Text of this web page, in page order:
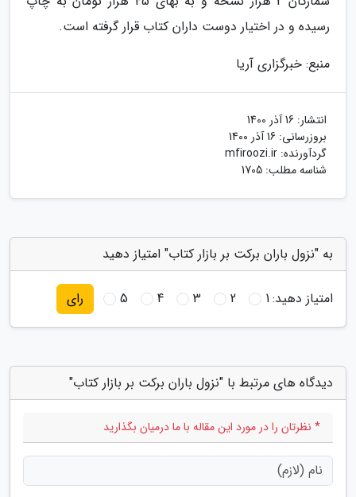
رسیده و در اختیار دوست داران کتاب قرار گرفته است.
منبع: خبرگزاری آریا
انتشار: 16 آذر 1400
بروزرسانی: 16 آذر 1400
گردآورنده: mfiroozi.ir
شناسه مطلب: 1705
به "نزول باران برکت بر بازار کتاب" امتیاز دهید
امتیاز دهید:1
2
3
4
5 رای
دیدگاه های مرتبط با "نزول باران برکت بر بازار کتاب"
* نظرتان را در مورد این مقاله با ما درمیان بگذارید